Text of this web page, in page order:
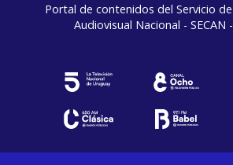
Portal de contenidos del Servicio
Audiovisual Nacional - SECAN